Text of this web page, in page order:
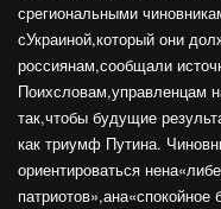
срегиональными
сУкраиной,который они
россиянам,сообщали
Поихсловам,управленцам
так,чтобы будущие
как триумф Путина.
ориентироваться